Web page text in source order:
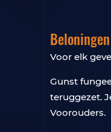
Voor elk
Gunst
teruggezet.
Voorouders.